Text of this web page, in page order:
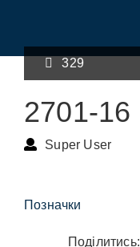
329
2701-16
Super User
Позначки
Поділитись: